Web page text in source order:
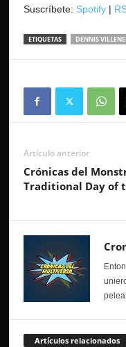
Suscríbete: Spotify|
ETIQUETAS DENNIS
Artículo anterior
Crónicas del
Traditional Day of
Artículos relacionados